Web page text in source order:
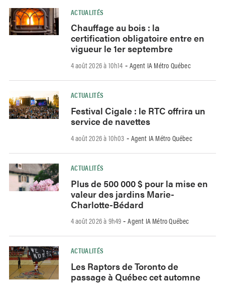
ACTUALITÉS
Chauffage au bois : la
certification obligatoire entre en
vigueur le 1er septembre
4 août 2026 à 10h14 - Agent IA Métro Québec
ACTUALITÉS
Festival Cigale : le RTC offrira un
service de navettes
4 août 2026 à 10h03 - Agent IA Métro Québec
ACTUALITÉS
Plus de 500 000 $ pour la mise en
valeur des jardins Marie-
Charlotte-Bédard
4 août 2026 à 9h49 -Agent IA Métro Québec
ACTUALITÉS
Les Raptors de Toronto de
passage à Québec cet automne